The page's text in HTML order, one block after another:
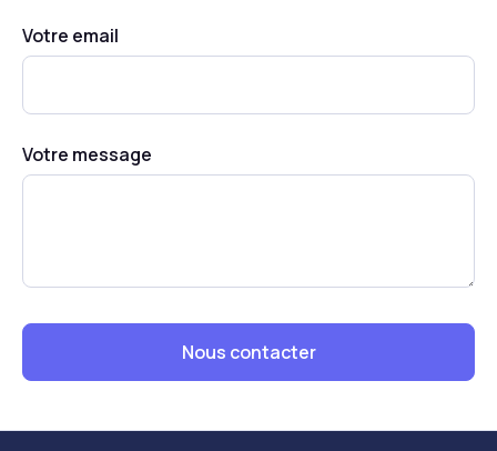
Votre email
Votre message
Nous contacter